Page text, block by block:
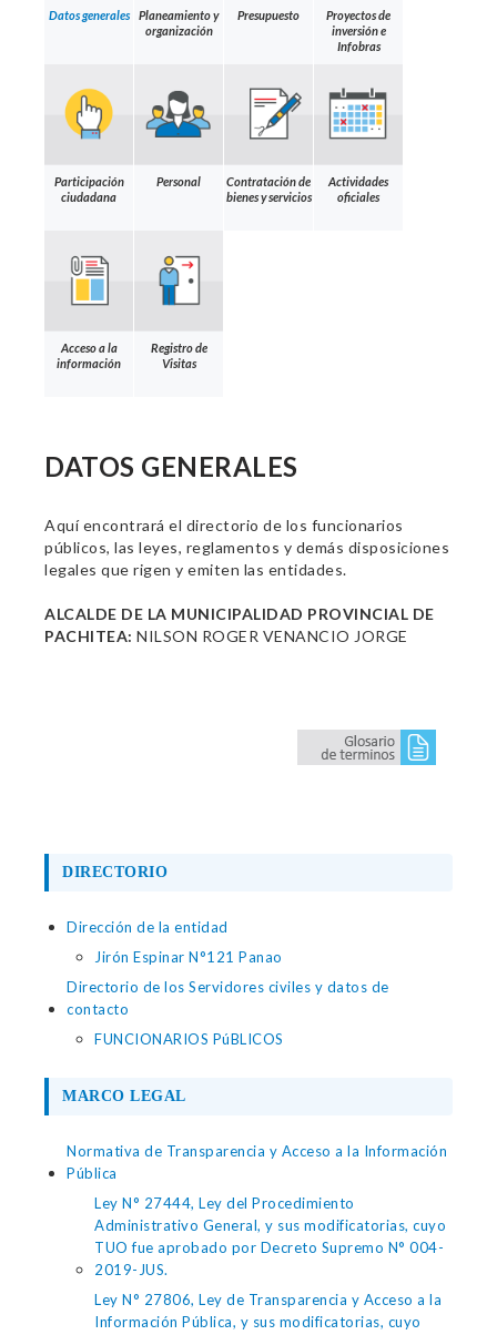
Datos generales
Planeamiento y
organización
Presupuesto
Proyectos de
inversión e
Infobras
Participación
ciudadana
Personal
Contratación de
bienes y servicios
Actividades
oficiales
Acceso a la
información
Registro de
Visitas
DATOS GENERALES
Aquí encontrará el directorio de los funcionarios
públicos, las leyes, reglamentos y demás disposiciones
legales que rigen y emiten las entidades.
ALCALDE DE LA MUNICIPALIDAD PROVINCIAL DE
PACHITEA: NILSON ROGER VENANCIO JORGE
DIRECTORIO
Dirección de la entidad
Jirón Espinar N°121 Panao
Directorio de los Servidores civiles y datos de
contacto
FUNCIONARIOS PúBLICOS
MARCO LEGAL
Normativa de Transparencia y Acceso a la Información
Pública
Ley N° 27444, Ley del Procedimiento
Administrativo General, y sus modificatorias, cuyo
TUO fue aprobado por Decreto Supremo N° 004-
2019-JUS.
Ley N° 27806, Ley de Transparencia y Acceso a la
Información Pública, y sus modificatorias, cuyo